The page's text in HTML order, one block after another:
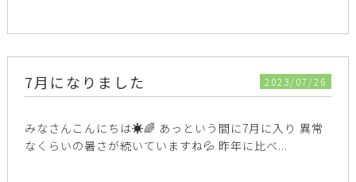
7月になりました 2023/07/26
みなさんこんにちは☀️🌈 あっという間に7月に入り 異常
なくらいの暑さが続いていますね💦 昨年に比べ...